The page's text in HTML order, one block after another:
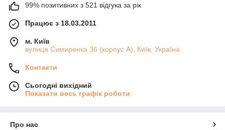
99% позитивних з 521 відгука за рік
Працює з 18.03.2011
м. Київ
вулиця Симиренка 36 (корпус А), Київ, Україна
Контакти
Сьогодні вихідний
Показати весь графік роботи
Про нас